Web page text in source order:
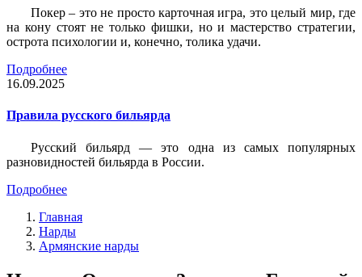
Покер – это не просто карточная игра, это целый мир, где
на кону стоят не только фишки, но и мастерство стратегии,
острота психологии и, конечно, толика удачи.
Подробнее
16.09.2025
Правила русского бильярда
Русский бильярд — это одна из самых популярных
разновидностей бильярда в России.
Подробнее
Главная
Нарды
Армянские нарды